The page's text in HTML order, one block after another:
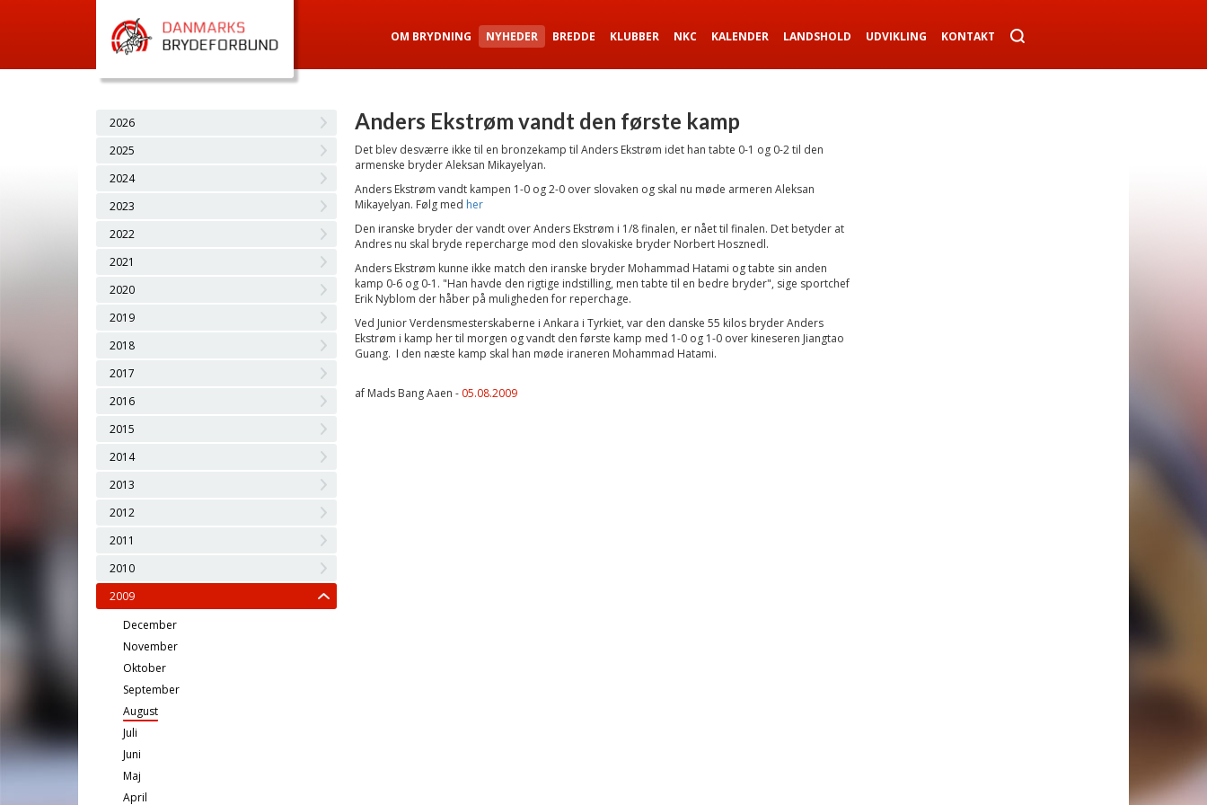
OM BRYDNING NYHEDER BREDDE KLUBBER NKC KALENDER LANDSHOLD UDVIKLING KONTAKT
2026
2025
2024
2023
2022
2021
2020
2019
2018
2017
2016
2015
2014
2013
2012
2011
2010
2009
December
November
Oktober
September
August
Juli
Juni
Maj
April
Anders Ekstrøm vandt den første kamp
Det blev desværre ikke til en bronzekamp til Anders Ekstrøm idet han tabte 0-1 og 0-2 til den
armenske bryder Aleksan Mikayelyan.
Anders Ekstrøm vandt kampen 1-0 og 2-0 over slovaken og skal nu møde armeren Aleksan
Mikayelyan. Følg med her
Den iranske bryder der vandt over Anders Ekstrøm i 1/8 finalen, er nået til finalen. Det betyder at
Andres nu skal bryde repercharge mod den slovakiske bryder Norbert Hosznedl.
Anders Ekstrøm kunne ikke match den iranske bryder Mohammad Hatami og tabte sin anden
kamp 0-6 og 0-1. "Han havde den rigtige indstilling, men tabte til en bedre bryder", sige sportchef
Erik Nyblom der håber på muligheden for reperchage.
Ved Junior Verdensmesterskaberne i Ankara i Tyrkiet, var den danske 55 kilos bryder Anders
Ekstrøm i kamp her til morgen og vandt den første kamp med 1-0 og 1-0 over kineseren Jiangtao
Guang. I den næste kamp skal han møde iraneren Mohammad Hatami.
af Mads Bang Aaen - 05.08.2009